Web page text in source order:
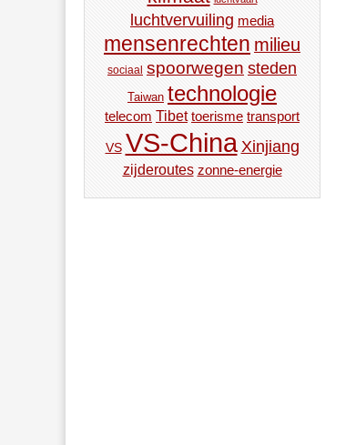
luchtvervuiling media
mensenrechten milieu
sociaal spoorwegen steden
Taiwan technologie
telecom Tibet toerisme transport
VS VS-China Xinjiang
zijderoutes zonne-energie